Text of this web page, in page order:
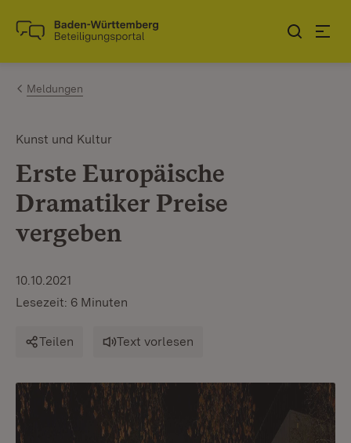
Zum Inhalt springen
Link zur Startseite
Meldungen
Kunst und Kultur
Erste Europäische
Dramatiker Preise
vergeben
10.10.2021
Lesezeit: 6 Minuten
Teilen Text vorlesen